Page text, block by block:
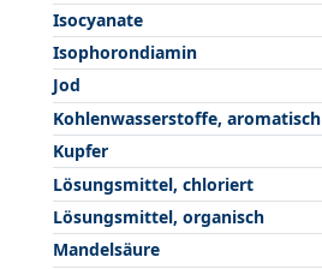
Isocyanate
Isophorondiamin
Jod
Kohlenwasserstoffe, aromatisch
Kupfer
Lösungsmittel, chloriert
Lösungsmittel, organisch
Mandelsäure